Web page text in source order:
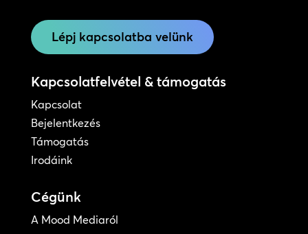
Lépj kapcsolatba velünk
Kapcsolatfelvétel & támogatás
Kapcsolat
Bejelentkezés
Támogatás
Irodáink
Cégünk
A Mood Mediaról